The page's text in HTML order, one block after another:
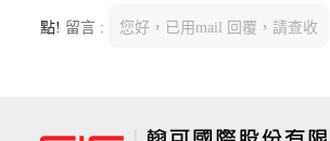
點! 留言 : 您好，已用mail 回覆，請查收